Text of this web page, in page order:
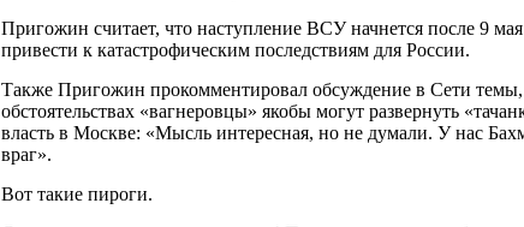
Пригожин считает, что наступление ВСУ начнется после 9
привести к катастрофическим последствиям для России.
Также Пригожин прокомментировал обсуждение в Сети
обстоятельствах «вагнеровцы» якобы могут развернуть
власть в Москве: «Мысль интересная, но не думали. У нас
враг».
Вот такие пироги.